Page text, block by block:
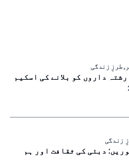
طرزِ زندگی
داروں کو بلانے کی اسکیم
زندگی
دبئی کی ثقافت اور ہم